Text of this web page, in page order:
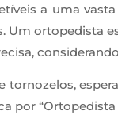
a uma
ortopedista
por